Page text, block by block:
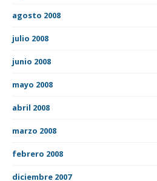
agosto 2008
julio 2008
junio 2008
mayo 2008
abril 2008
marzo 2008
febrero 2008
diciembre 2007